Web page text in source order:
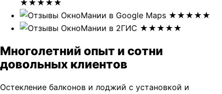
★★★★★
★★★★★
★★★★★
Многолетний опыт и сотни
довольных клиентов
Остекление балконов и лоджий с установкой и